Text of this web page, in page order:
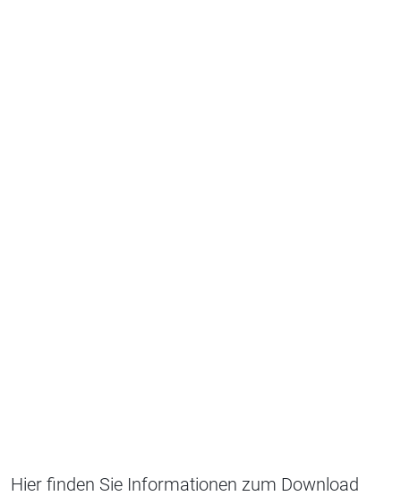
Hier finden Sie Informationen zum Download